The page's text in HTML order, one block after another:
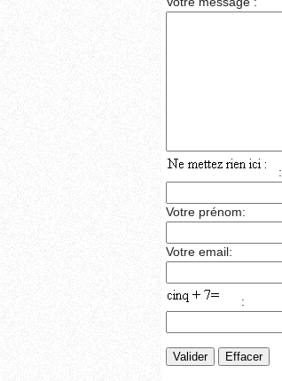
:
Votre prénom:
Votre email:
: